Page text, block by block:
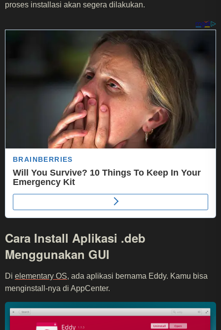
proses installasi akan segera dilakukan.
Cara Install Aplikasi .deb
Menggunakan GUI
Di elementary OS, ada aplikasi bernama Eddy. Kamu bisa
menginstall-nya di AppCenter.